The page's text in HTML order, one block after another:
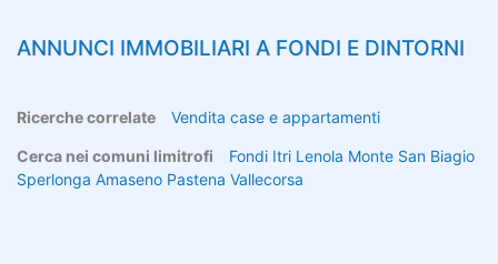
ANNUNCI IMMOBILIARI A FONDI E DINTORNI
Ricerche correlate Vendita case e appartamenti
Cerca nei comuni limitrofi Fondi Itri Lenola Monte San Biagio
Sperlonga Amaseno Pastena Vallecorsa